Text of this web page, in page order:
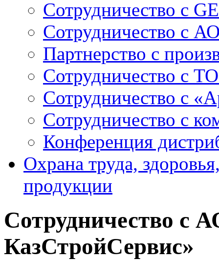
Сотрудничество c
Сотрудничество с
Партнерство с
Сотрудничество с
Сотрудничество с
Сотрудничество с
Конференция
Охрана труда,
продукции
Сотрудничество с
КазСтройСервис»